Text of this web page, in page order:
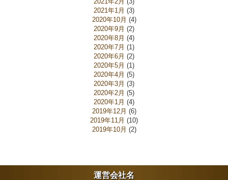
2021年1月 (3)
2020年10月 (4)
2020年9月 (2)
2020年8月 (4)
2020年7月 (1)
2020年6月 (2)
2020年5月 (1)
2020年4月 (5)
2020年3月 (3)
2020年2月 (5)
2020年1月 (4)
2019年12月 (6)
2019年11月 (10)
2019年10月 (2)
運営会社名